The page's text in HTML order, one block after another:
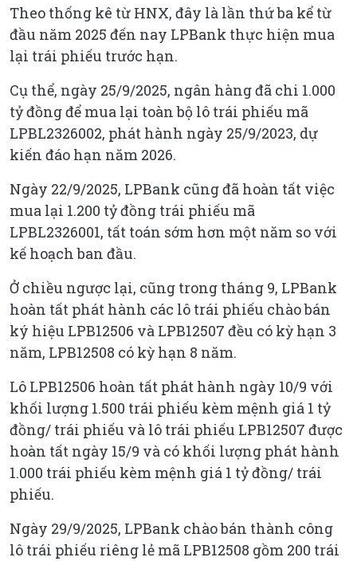
Theo thống kê từ HNX, đây là lần thứ ba kể từ
đầu năm 2025 đến nay LPBank thực hiện mua
lại trái phiếu trước hạn.
Cụ thể, ngày 25/9/2025, ngân hàng đã chi 1.000
tỷ đồng để mua lại toàn bộ lô trái phiếu mã
LPBL2326002, phát hành ngày 25/9/2023, dự
kiến đáo hạn năm 2026.
Ngày 22/9/2025, LPBank cũng đã hoàn tất việc
mua lại 1.200 tỷ đồng trái phiếu mã
LPBL2326001, tất toán sớm hơn một năm so với
kế hoạch ban đầu.
Ở chiều ngược lại, cũng trong tháng 9, LPBank
hoàn tất phát hành các lô trái phiếu chào bán
ký hiệu LPB12506 và LPB12507 đều có kỳ hạn 3
năm, LPB12508 có kỳ hạn 8 năm.
Lô LPB12506 hoàn tất phát hành ngày 10/9 với
khối lượng 1.500 trái phiếu kèm mệnh giá 1 tỷ
đồng/ trái phiếu và lô trái phiếu LPB12507 được
hoàn tất ngày 15/9 và có khối lượng phát hành
1.000 trái phiếu kèm mệnh giá 1 tỷ đồng/ trái
phiếu.
Ngày 29/9/2025, LPBank chào bán thành công
lô trái phiếu riêng lẻ mã LPB12508 gồm 200 trái